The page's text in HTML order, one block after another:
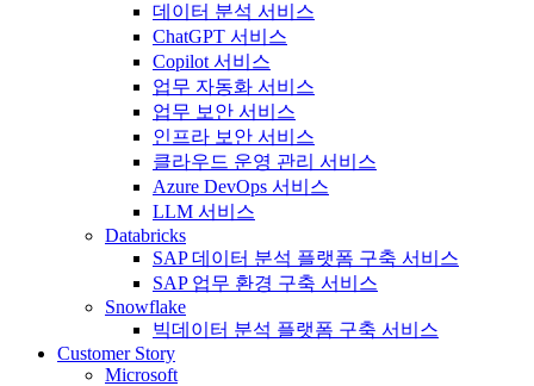
데이터 분석 서비스
ChatGPT 서비스
Copilot 서비스
업무 자동화 서비스
업무 보안 서비스
인프라 보안 서비스
클라우드 운영 관리 서비스
Azure DevOps 서비스
LLM 서비스
Databricks
SAP 데이터 분석 플랫폼 구축 서비스
SAP 업무 환경 구축 서비스
Snowflake
빅데이터 분석 플랫폼 구축 서비스
Customer Story
Microsoft